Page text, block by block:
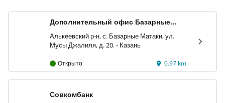
Дополнительный офис Базарные
Алькеевский р-н, с. Базарные Матаки, ул.
Мусы Джалиля, д. 20. - Казань
Открыто 0.97 km
Совкомбанк